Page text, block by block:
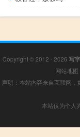
Copyright © 2012 - 2026 写
网站地图
声明：本站内容来自互联网
本站仅为个人